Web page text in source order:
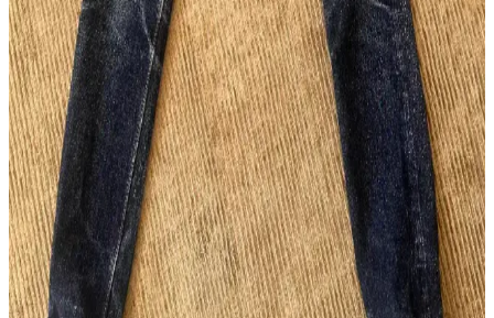
Raw Denim ve Sahte Ürünlerle Mücadelede Studio
D'Artisan Örneği ve Alışveriş Rehberi
Raw denim sektöründe sahte ürünler, özellikle Studio D'Artisan gibi
markalarda alıcıların orijinallik tespiti yapmasını zorlaştırıyor.
Güvenilir satıcı seçimi ve detaylı inceleme önem kazanıyor.
Wingman Denim 23oz Keten Denim: Güneydoğu
Asya'nın Ham Denim Trendleri ve Dayanıklılığı
Wingman Denim'in 23oz keten denim kotları, dayanıklılığı ve doğal
solma süreciyle ham denim tutkunlarının ilgisini çekiyor. Beden
seçenekleri ve tasarım eleştirileri markanın uluslararası pazardaki
konumunu etkiliyor.